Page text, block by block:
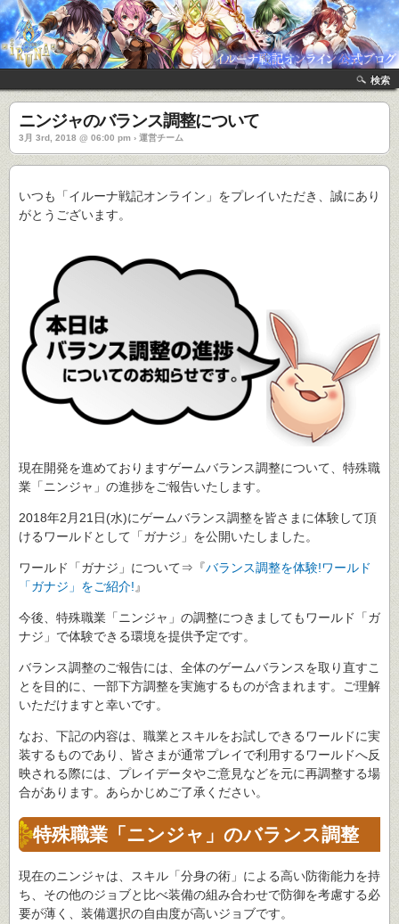
検索
ニンジャのバランス調整について
3月 3rd, 2018 @ 06:00 pm › 運営チーム
いつも「イルーナ戦記オンライン」をプレイいただき、誠にあり
がとうございます。
現在開発を進めておりますゲームバランス調整について、特殊職
業「ニンジャ」の進捗をご報告いたします。
2018年2月21日(水)にゲームバランス調整を皆さまに体験して頂
けるワールドとして「ガナジ」を公開いたしました。
ワールド「ガナジ」について⇒『バランス調整を体験!ワールド
「ガナジ」をご紹介! 』
今後、特殊職業「ニンジャ」の調整につきましてもワールド「ガ
ナジ」で体験できる環境を提供予定です。
バランス調整のご報告には、全体のゲームバランスを取り直すこ
とを目的に、一部下方調整を実施するものが含まれます。ご理解
いただけますと幸いです。
なお、下記の内容は、職業とスキルをお試しできるワールドに実
装するものであり、皆さまが通常プレイで利用するワールドへ反
映される際には、プレイデータやご意見などを元に再調整する場
合があります。あらかじめご了承ください。
特殊職業「ニンジャ」のバランス調整
現在のニンジャは、スキル「分身の術」による高い防衛能力を持
ち、その他のジョブと比べ装備の組み合わせで防御を考慮する必
要が薄く、装備選択の自由度が高いジョブです。